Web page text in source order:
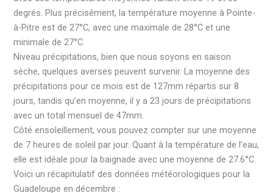
degrés. Plus précisément, la température moyenne à Pointe-
à-Pitre est de 27°C, avec une maximale de 28°C et une
minimale de 27°C.
Niveau précipitations, bien que nous soyons en saison
sèche, quelques averses peuvent survenir. La moyenne des
précipitations pour ce mois est de 127mm répartis sur 8
jours, tandis qu’en moyenne, il y a 23 jours de précipitations
avec un total mensuel de 47mm.
Côté ensoleillement, vous pouvez compter sur une moyenne
de 7 heures de soleil par jour. Quant à la température de l’eau,
elle est idéale pour la baignade avec une moyenne de 27.6°C.
Voici un récapitulatif des données météorologiques pour la
Guadeloupe en décembre :